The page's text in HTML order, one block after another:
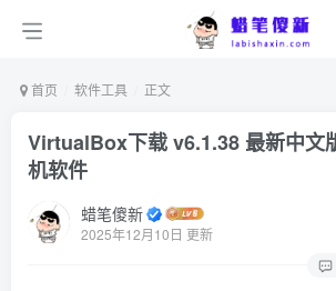
首页 软件工具 正文
VirtualBox下载 v6.1.38 最新中文
机软件
蜡笔傻新
2025年12月10日 更新